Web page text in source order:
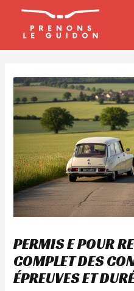
contenu
PERMIS E POUR
COMPLET DES
ÉPREUVES ET